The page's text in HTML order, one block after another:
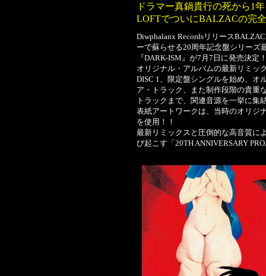
ドラマー真鍋貴行の死から1
LOFTでついにBALZACの完
Diwphalanx Recordsリリース
ーで蘇らせる20周年記念盤シリーズ
『DARK-ISM』が7月7日に発売決定
オリジナル・アルバムの最新リミッ
DISC 1、限定盤シングルを始め、オ
ア・トラック、また制作段階の貴重
トラックまで、関連音源を一挙に集
表紙アートワークは、当時のオリジ
を使用！！
最新リミックスと圧倒的な高音質に
び起こす「20TH ANNIVERSARY